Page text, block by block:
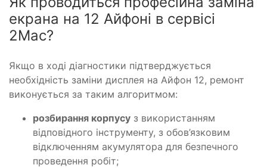
екрана на 12 Айфоні в сервісі
2Mac?
Якщо в ході діагностики підтверджується
необхідність заміни дисплея на Айфон 12, ремонт
виконується за таким алгоритмом:
розбирання корпусу з використанням
відповідного інструменту, з обов’язковим
відключенням акумулятора для безпечного
проведення робіт;